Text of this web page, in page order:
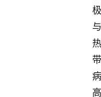
极
与
热
带
病
高